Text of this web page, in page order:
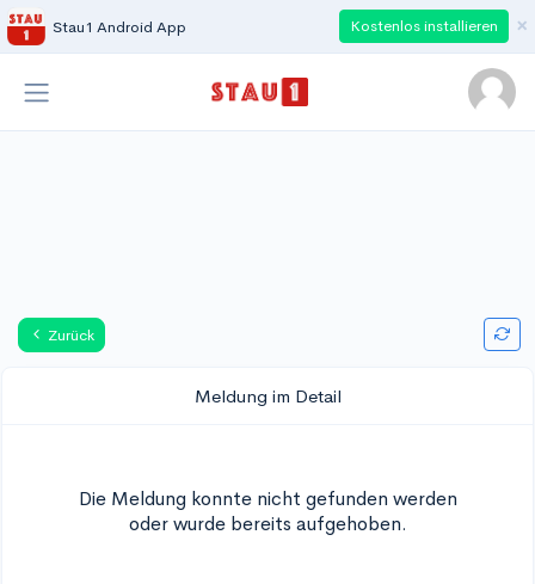
Stau1 Android App Kostenlos installieren ×
Zurück
Meldung im Detail
Die Meldung konnte nicht gefunden werden
oder wurde bereits aufgehoben.